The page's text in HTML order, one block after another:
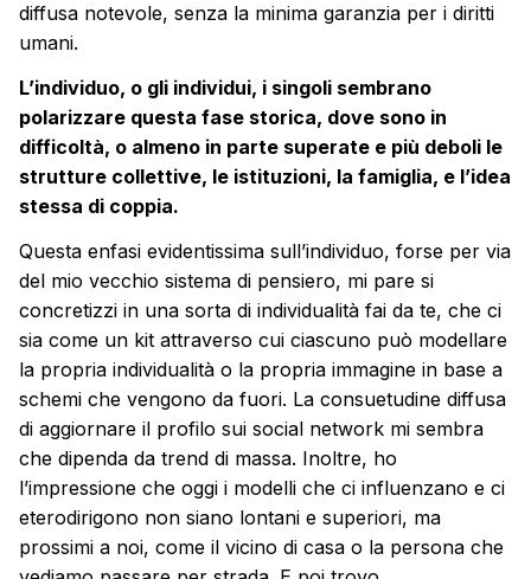
diffusa notevole, senza la minima garanzia per i diritti
umani.
L’individuo, o gli individui, i singoli sembrano
polarizzare questa fase storica, dove sono in
difficoltà, o almeno in parte superate e più deboli le
strutture collettive, le istituzioni, la famiglia, e l’idea
stessa di coppia.
Questa enfasi evidentissima sull’individuo, forse per via
del mio vecchio sistema di pensiero, mi pare si
concretizzi in una sorta di individualità fai da te, che ci
sia come un kit attraverso cui ciascuno può modellare
la propria individualità o la propria immagine in base a
schemi che vengono da fuori. La consuetudine diffusa
di aggiornare il profilo sui social network mi sembra
che dipenda da trend di massa. Inoltre, ho
l’impressione che oggi i modelli che ci influenzano e ci
eterodirigono non siano lontani e superiori, ma
prossimi a noi, come il vicino di casa o la persona che